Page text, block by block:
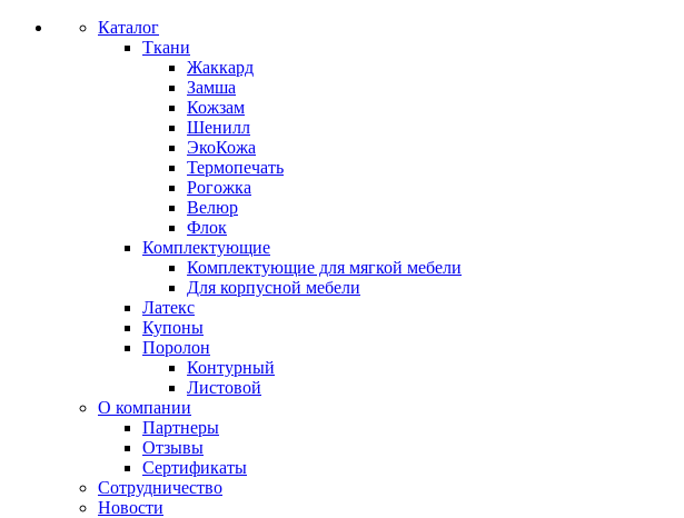
Каталог
Ткани
Жаккард
Замша
Кожзам
Шенилл
ЭкоКожа
Термопечать
Рогожка
Велюр
Флок
Комплектующие
Комплектующие для мягкой мебели
Для корпусной мебели
Латекс
Купоны
Поролон
Контурный
Листовой
О компании
Партнеры
Отзывы
Сертификаты
Сотрудничество
Новости